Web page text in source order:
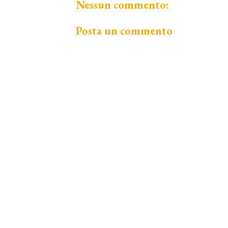
Nessun commento:
Posta un commento